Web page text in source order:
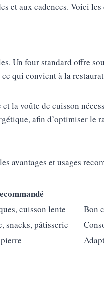
et aux cadences. Voici
Un four standard offre
qui convient à la
la voûte de cuisson
afin d’optimiser le
avantages et usages
cuisson lente
Bon
snacks, pâtisserie